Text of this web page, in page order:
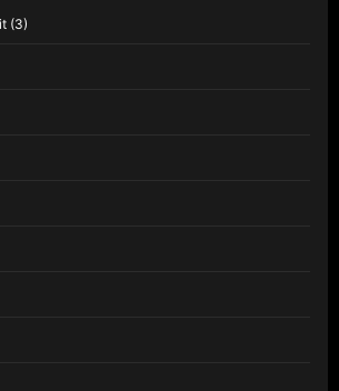
(3)